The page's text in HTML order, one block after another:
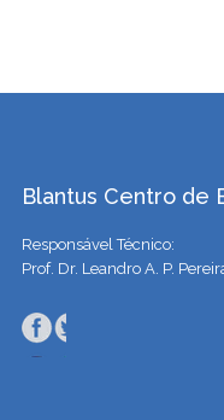
Blantus Centro de
Responsável Técnico:
Prof. Dr. Leandro A. P.